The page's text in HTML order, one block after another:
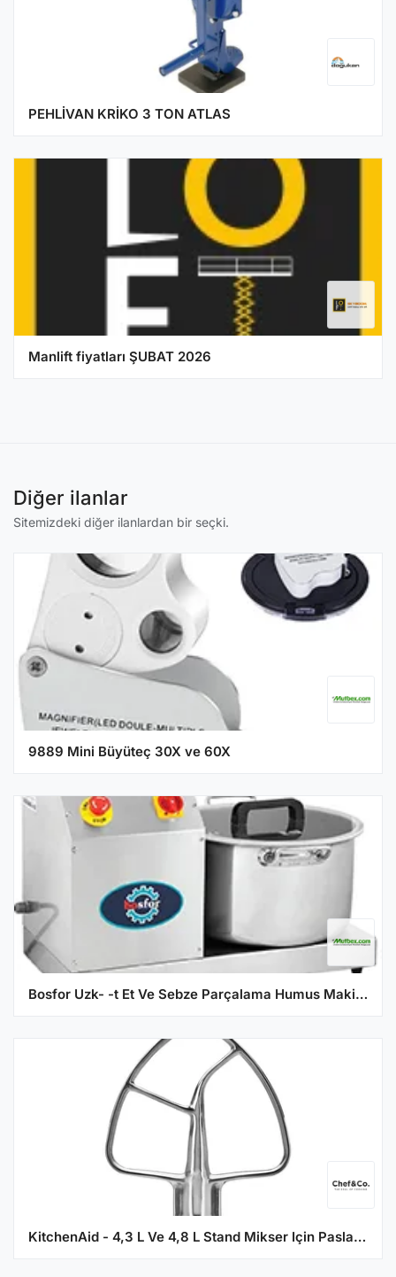
PEHLİVAN KRİKO 3 TON ATLAS
Manlift fiyatları ŞUBAT 2026
Diğer ilanlar
Sitemizdeki diğer ilanlardan bir seçki.
9889 Mini Büyüteç 30X ve 60X
Bosfor Uzk- -t Et Ve Sebze Parçalama Humus Makinesi Kapasiteli Trifaze
KitchenAid - 4,3 L Ve 4,8 L Stand Mikser Için Paslanmaz Çelik Düz Çırpıcı - 5KSM5THFBSS